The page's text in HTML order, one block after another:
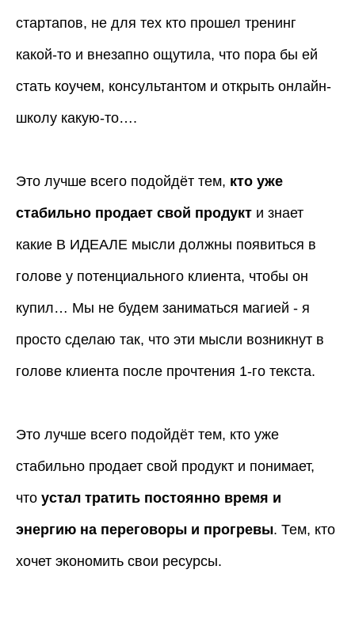
стартапов, не для тех кто прошел тренинг
какой-то и внезапно ощутила, что пора бы ей
стать коучем, консультантом и открыть онлайн-
школу какую-то….
Это лучше всего подойдёт тем, кто уже
стабильно продает свой продукт и знает
какие В ИДЕАЛЕ мысли должны появиться в
голове у потенциального клиента, чтобы он
купил… Мы не будем заниматься магией - я
просто сделаю так, что эти мысли возникнут в
голове клиента после прочтения 1-го текста.
Это лучше всего подойдёт тем, кто уже
стабильно продает свой продукт и понимает,
что устал тратить постоянно время и
энергию на переговоры и прогревы. Тем, кто
хочет экономить свои ресурсы.